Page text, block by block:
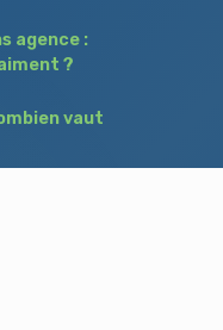
agence :
?
vaut